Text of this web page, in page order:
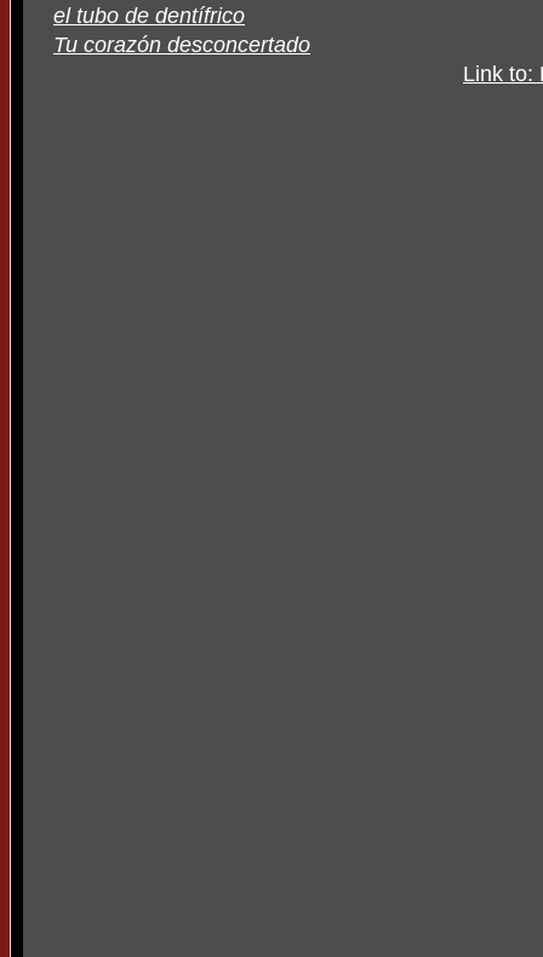
el tubo de dentífrico
Tu corazón desconcertado
Link to: